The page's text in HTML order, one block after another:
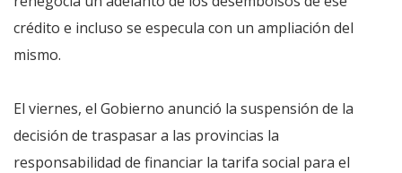
crédito e incluso se especula con un ampliación del
mismo.
El viernes, el Gobierno anunció la suspensión de la
decisión de traspasar a las provincias la
responsabilidad de financiar la tarifa social para el